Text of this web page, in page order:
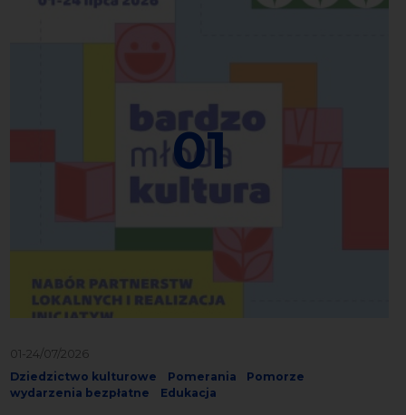
01
01-24/07/2026
Dziedzictwo kulturowe Pomerania
Pomorze
wydarzenia bezpłatne
Edukacja